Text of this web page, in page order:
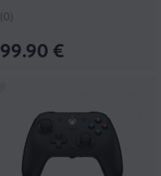
(0)
99.90 €